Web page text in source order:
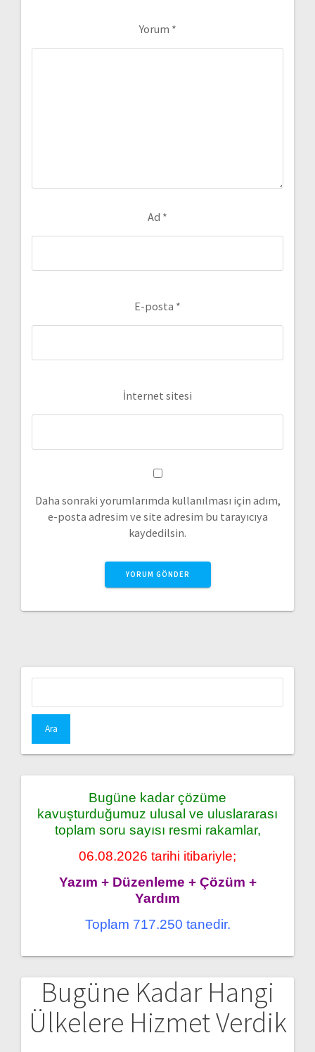
Yorum *
Ad *
E-posta *
İnternet sitesi
Daha sonraki yorumlarımda kullanılması için adım,
e-posta adresim ve site adresim bu tarayıcıya
kaydedilsin.
Bugüne kadar çözüme
kavuşturduğumuz ulusal ve uluslararası
toplam soru sayısı resmi rakamlar,
06.08.2026 tarihi itibariyle;
Yazım + Düzenleme + Çözüm +
Yardım
Toplam 717.250 tanedir.
Bugüne Kadar Hangi
Ülkelere Hizmet Verdik